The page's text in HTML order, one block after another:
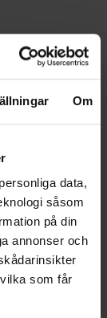
Om
data,
såsom
på din
annonser och
som får